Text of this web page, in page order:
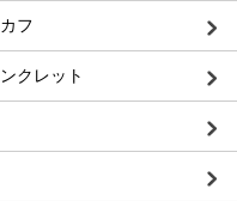
フ
クレット